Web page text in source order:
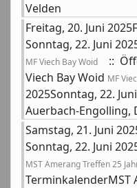
Velden
Freitag, 20. Juni
Sonntag, 22. Juni
MF Viech Bay Woid
::
Viech Bay Woid MF
2025Sonntag, 22.
Auerbach-Engolling,
Samstag, 21. Juni
Sonntag, 22. Juni
MST Amerang Treffen 25
TerminkalenderMST